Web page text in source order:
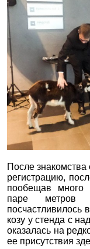
После
регистрацию,
пообещав много
паре метров
посчастливилось
козу у стенда с
оказалась на
ее присутствия